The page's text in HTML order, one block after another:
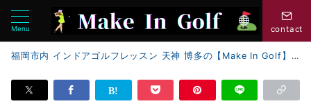
Menu contact
福岡市内 インドアゴルフレッスン 天神 博多の【Make In Golf】